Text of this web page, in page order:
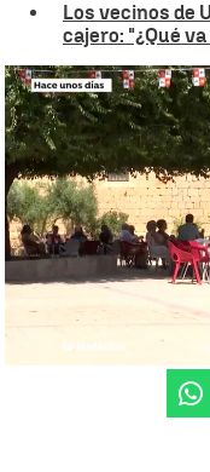
Los vecinos de
cajero: "¿Qué
Los pueblos se despiden
soledad |Los pueblos
Adriana
Publicado: